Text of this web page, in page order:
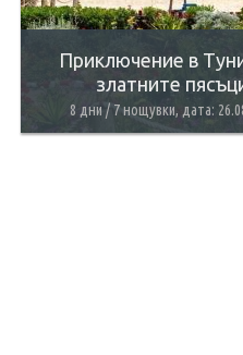
Приключение в
златните
8 дни / 7 нощувки, дата: